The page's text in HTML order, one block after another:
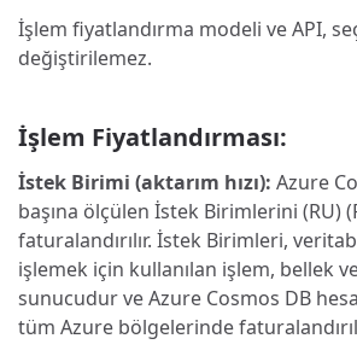
İşlem fiyatlandırma modeli ve API,
değiştirilemez.
İşlem Fiyatlandırması:
İstek Birimi (aktarım hızı): Azure
başına ölçülen İstek Birimlerini (RU)
faturalandırılır. İstek Birimleri,
işlemek için kullanılan işlem, bellek
sunucudur ve Azure Cosmos DB
tüm Azure bölgelerinde